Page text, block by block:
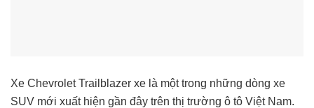
Xe Chevrolet Trailblazer xe là một trong những dòng xe
SUV mới xuất hiện gần đây trên thị trường ô tô Việt Nam.